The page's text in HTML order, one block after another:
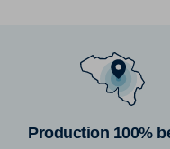
Production 100%